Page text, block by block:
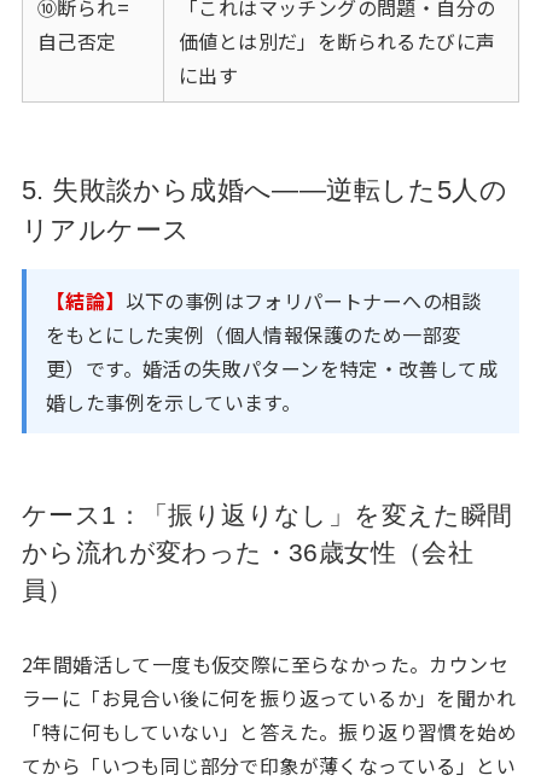
⑩断られ=
自己否定
「これはマッチングの問題・自分の
価値とは別だ」を断られるたびに声
に出す
5. 失敗談から成婚へ——逆転した5人の
リアルケース
【結論】 以下の事例はフォリパートナーへの相談
をもとにした実例（個人情報保護のため一部変
更）です。婚活の失敗パターンを特定・改善して成
婚した事例を示しています。
ケース1：「振り返りなし」を変えた瞬間
から流れが変わった・36歳女性（会社
員）
2年間婚活して一度も仮交際に至らなかった。カウンセ
ラーに「お見合い後に何を振り返っているか」を聞かれ
「特に何もしていない」と答えた。振り返り習慣を始め
てから「いつも同じ部分で印象が薄くなっている」とい